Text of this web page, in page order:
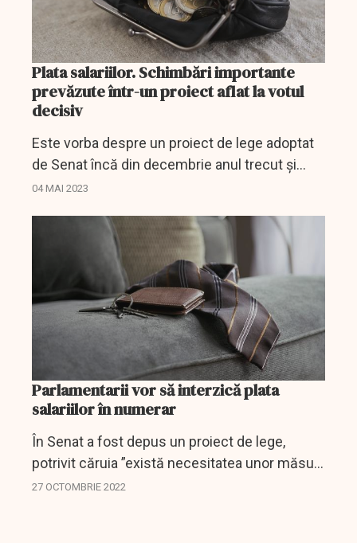
Plata salariilor. Schimbări importante
prevăzute într-un proiect aflat la votul
decisiv
Este vorba despre un proiect de lege adoptat
de Senat încă din decembrie anul trecut și
care a ajuns acum la votul decizis al
04 MAI 2023
Parlamentarii vor să interzică plata
salariilor în numerar
În Senat a fost depus un proiect de lege,
potrivit căruia ”există necesitatea unor măsuri
suplimentare pentru a spori incluziunea
27 OCTOMBRIE 2022